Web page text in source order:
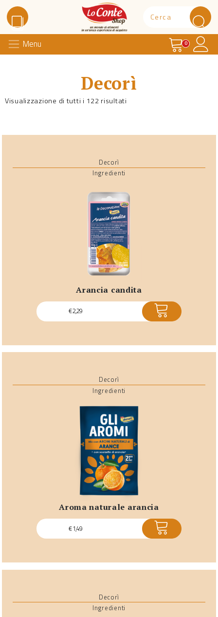
Lo Conte Shop
Menu Carrello
0
Decorì
Visualizzazione di tutti i 122 risultati
Decorì
Ingredienti
arancia candita
€2,29 ACQUISTA
Decorì
Ingredienti
aroma naturale arancia
€1,49 ACQUISTA
Decorì
Ingredienti